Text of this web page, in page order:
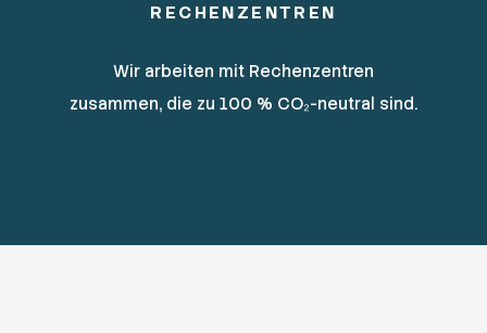
RECHENZENTREN
Wir arbeiten mit Rechenzentren
zusammen, die zu 100 % CO₂-neutral sind.